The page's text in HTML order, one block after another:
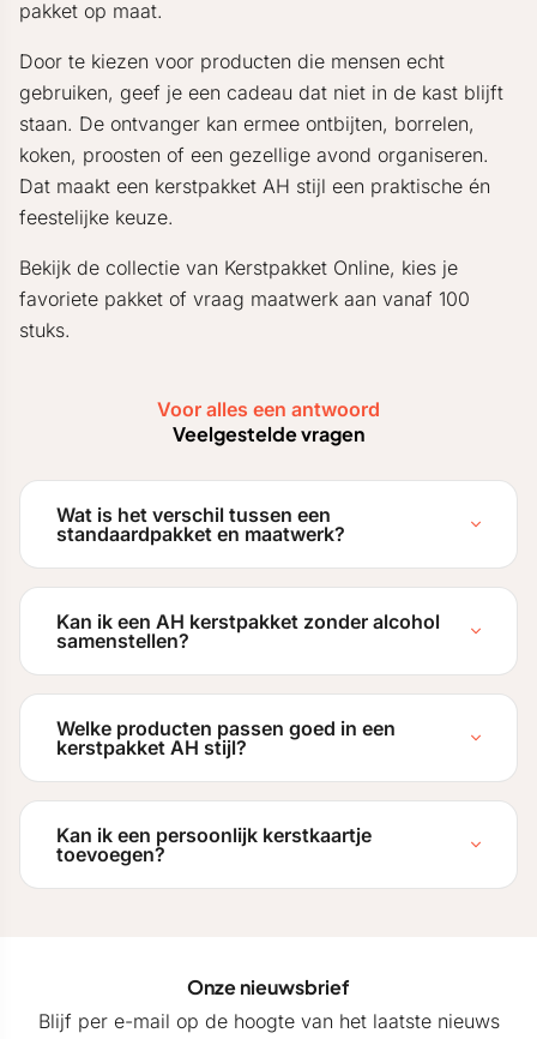
pakket op maat.
Door te kiezen voor producten die mensen echt
gebruiken, geef je een cadeau dat niet in de kast blijft
staan. De ontvanger kan ermee ontbijten, borrelen,
koken, proosten of een gezellige avond organiseren.
Dat maakt een kerstpakket AH stijl een praktische én
feestelijke keuze.
Bekijk de collectie van Kerstpakket Online, kies je
favoriete pakket of vraag maatwerk aan vanaf 100
stuks.
Voor alles een antwoord
Veelgestelde vragen
Wat is het verschil tussen een
standaardpakket en maatwerk?
Kan ik een AH kerstpakket zonder alcohol
samenstellen?
Welke producten passen goed in een
kerstpakket AH stijl?
Kan ik een persoonlijk kerstkaartje
toevoegen?
Onze nieuwsbrief
Blijf per e-mail op de hoogte van het laatste nieuws